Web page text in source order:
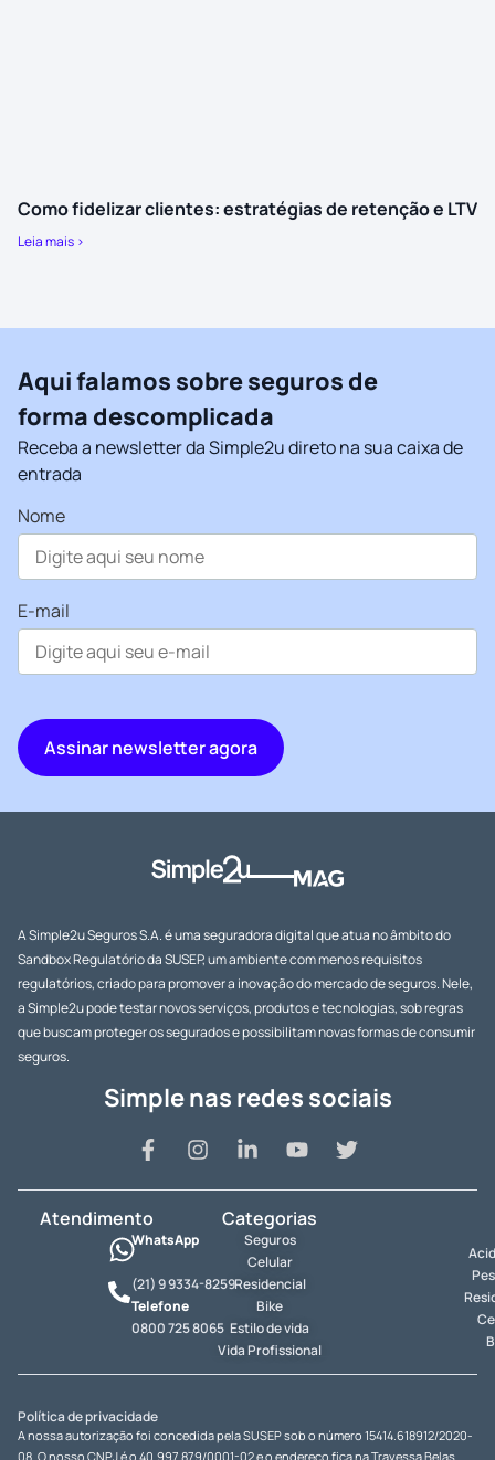
Como fidelizar clientes: estratégias de retenção e LTV
Leia mais >
Aqui falamos sobre seguros de
forma descomplicada
Receba a newsletter da Simple2u direto na sua caixa de
entrada
Nome
E-mail
A Simple2u Seguros S.A. é uma seguradora digital que atua no âmbito do
Sandbox Regulatório da SUSEP, um ambiente com menos requisitos
regulatórios, criado para promover a inovação do mercado de seguros. Nele,
a Simple2u pode testar novos serviços, produtos e tecnologias, sob regras
que buscam proteger os segurados e possibilitam novas formas de consumir
seguros.
Simple nas redes sociais
Atendimento
WhatsApp
(21) 9 9334-8259
Telefone
0800 725 8065
Categorias
Seguros
Celular
Residencial
Bike
Estilo de vida
Vida Profissional
Política de privacidade
A nossa autorização foi concedida pela SUSEP sob o número 15414.618912/2020-
08. O nosso CNPJ é o 40.997.879/0001-02 e o endereço fica na Travessa Belas